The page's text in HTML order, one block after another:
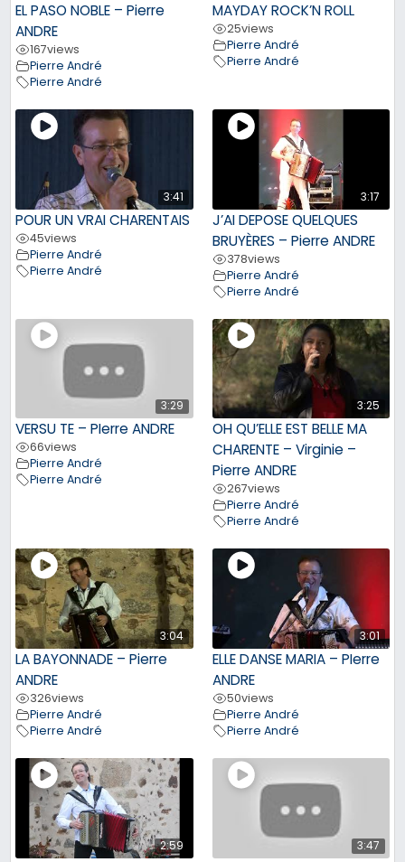
EL PASO NOBLE – Pierre
ANDRE
167views
Pierre André
Pierre André
MAYDAY ROCK’N ROLL
25views
Pierre André
Pierre André
3:41
POUR UN VRAI CHARENTAIS
45views
Pierre André
Pierre André
3:17
J’AI DEPOSE QUELQUES
BRUYÈRES – Pierre ANDRE
378views
Pierre André
Pierre André
3:29
VERSU TE – PIerre ANDRE
66views
Pierre André
Pierre André
3:25
OH QU’ELLE EST BELLE MA
CHARENTE – Virginie –
Pierre ANDRE
267views
Pierre André
Pierre André
3:04
LA BAYONNADE – Pierre
ANDRE
326views
Pierre André
Pierre André
3:01
ELLE DANSE MARIA – PIerre
ANDRE
50views
Pierre André
Pierre André
2:59 3:47